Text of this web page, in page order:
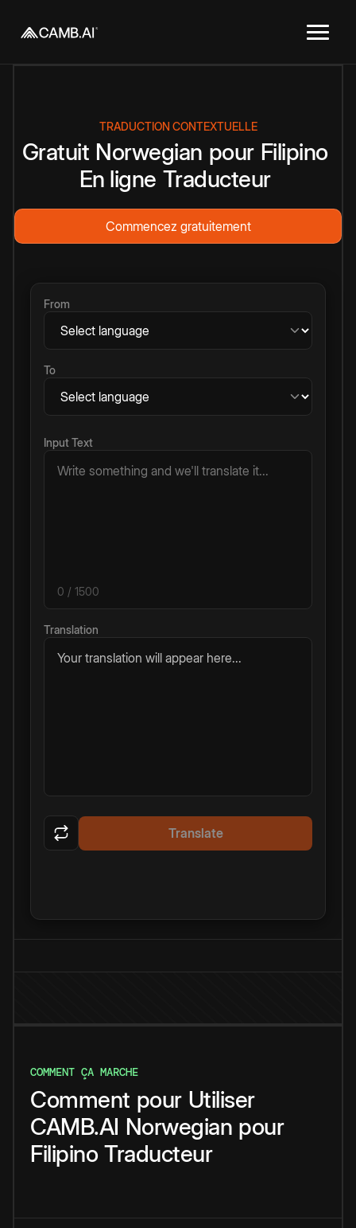
TRADUCTION CONTEXTUELLE
Gratuit Norwegian pour Filipino
En ligne Traducteur
Commencez gratuitement
From
To
Input Text
0 / 1500
Translation
Your translation will appear here...
Translate
COMMENT ÇA MARCHE
Comment pour Utiliser
CAMB.AI Norwegian pour
Filipino Traducteur